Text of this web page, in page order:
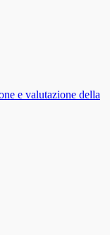
e valutazione della